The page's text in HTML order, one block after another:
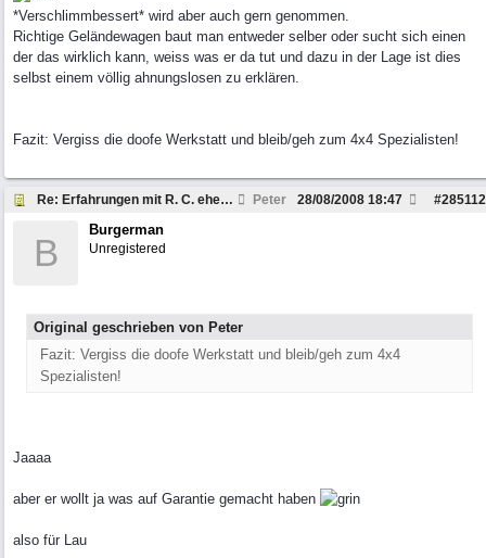
*Verschlimmbessert* wird aber auch gern genommen.
Richtige Geländewagen baut man entweder selber oder sucht sich einen
der das wirklich kann, weiss was er da tut und dazu in der Lage ist dies
selbst einem völlig ahnungslosen zu erklären.
Fazit: Vergiss die doofe Werkstatt und bleib/geh zum 4x4 Spezialisten!
Re: Erfahrungen mit R. C. ehemals Autohaus H. Peter #285112
28/08/2008 18:47
B
Burgerman
Unregistered
Original geschrieben von Peter
Fazit: Vergiss die doofe Werkstatt und bleib/geh zum 4x4
Spezialisten!
Jaaaa
aber er wollt ja was auf Garantie gemacht haben
also für Lau